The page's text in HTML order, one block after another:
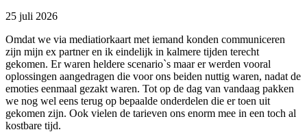
25 juli 2026
Omdat we via mediatiorkaart met iemand konden communiceren
zijn mijn ex partner en ik eindelijk in kalmere tijden terecht
gekomen. Er waren heldere scenario`s maar er werden vooral
oplossingen aangedragen die voor ons beiden nuttig waren, nadat de
emoties eenmaal gezakt waren. Tot op de dag van vandaag pakken
we nog wel eens terug op bepaalde onderdelen die er toen uit
gekomen zijn. Ook vielen de tarieven ons enorm mee in een toch al
kostbare tijd.